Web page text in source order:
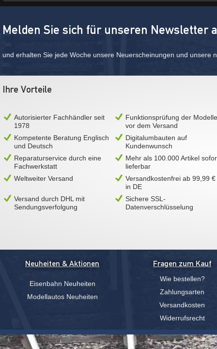
Melden Sie sich für unseren Newsletter
und erhalten Sie jede Woche unsere Neuerscheinungen und unsere
Ihre Vorteile
Autorisierter Fachhändler seit
1978
Funktionsprüfung der Modelle
vor dem Versand
Kompetente Beratung Englisch
und Deutsch
Digitalumbauten auf
Kundenwunsch
Reparaturservice durch eine
Fachwerkstatt
Mehr als 100.000 Artikel
lieferbar
Weltweiter Versand
Versandkostenfrei ab 99,99 €
in DE
Versand durch DHL mit
Sendungsverfolgung
Sichere SSL-
Datenverschlüsselung
Neuheiten & Aktionen
Eisenbahn Neuheiten
Modellautos Neuheiten
Fragen zum Kauf
Wie bestellen?
Zahlungsarten
Versandkosten
Widerrufsrecht